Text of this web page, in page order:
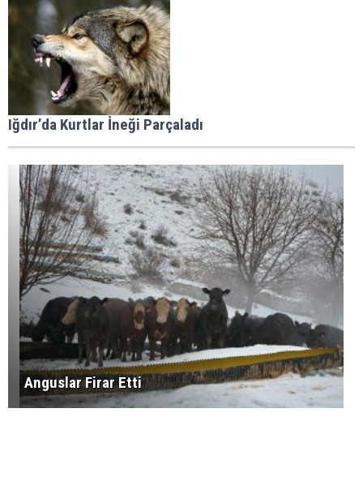
Iğdır’da Kurtlar İneği Parçaladı
Anguslar Firar Etti